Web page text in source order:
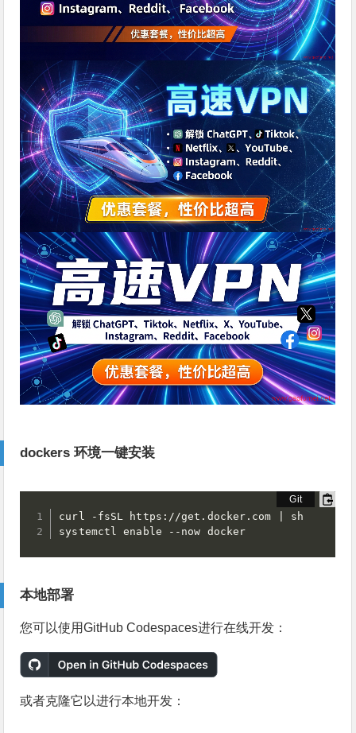
dockers 环境一键安装
curl -fsSL https://get.docker.com | sh
systemctl enable --now docker
本地部署
您可以使用GitHub Codespaces进行在线开发：
或者克隆它以进行本地开发：